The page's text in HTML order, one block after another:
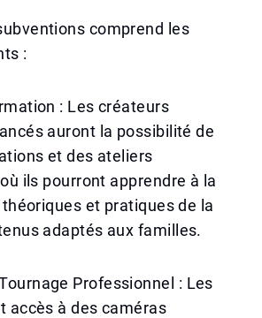
comprend les
:
: Les créateurs
auront la possibilité de
et des ateliers
ils pourront apprendre à la
et pratiques de la
adaptés aux familles.
Professionnel : Les
accès à des caméras